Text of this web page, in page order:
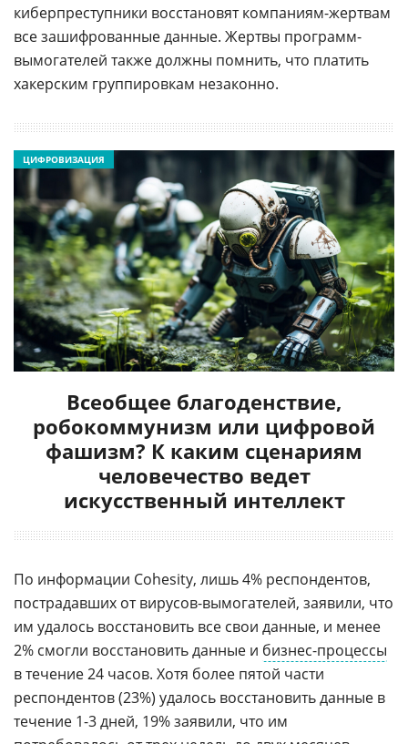
киберпреступники восстановят компаниям-жертвам
все зашифрованные данные. Жертвы программ-
вымогателей также должны помнить, что платить
хакерским группировкам незаконно.
Всеобщее благоденствие,
робокоммунизм или цифровой
фашизм? К каким сценариям
человечество ведет
искусственный интеллект
ЦИФРОВИЗАЦИЯ
По информации Cohesity, лишь 4% респондентов,
пострадавших от вирусов-вымогателей, заявили, что
им удалось восстановить все свои данные, и менее
2% смогли восстановить данные и бизнес-процессы
в течение 24 часов. Хотя более пятой части
респондентов (23%) удалось восстановить данные в
течение 1-3 дней, 19% заявили, что им